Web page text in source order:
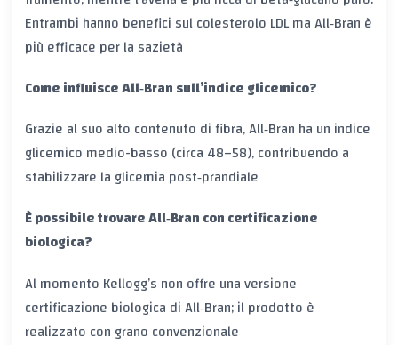
Entrambi hanno benefici sulcolesterolo LDLma All‑Bran è
più efficace per la sazietà
Come influisce All‑Bran sull’indice glicemico?
Grazie al suo alto contenuto di fibra, All‑Bran ha un indice
glicemico medio-basso (circa 48–58), contribuendo a
stabilizzare la glicemia post‑prandiale
È possibile trovare All‑Bran con certificazione
biologica?
Al momento Kellogg’s non offre una versione
certificazione biologica di All‑Bran; il prodotto è
realizzato con grano convenzionale